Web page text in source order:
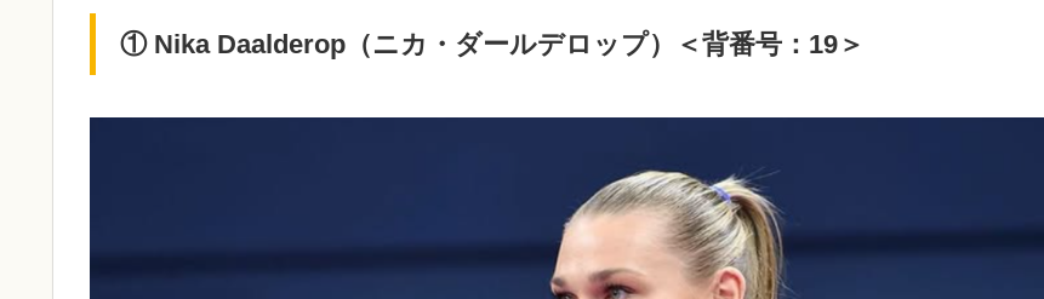
① Nika Daalderop（ニカ・ダールデロップ）＜背番号：19＞